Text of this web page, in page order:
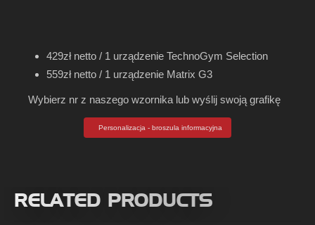
429zł netto / 1 urządzenie TechnoGym Selection
559zł netto / 1 urządzenie Matrix G3
Wybierz nr z naszego wzornika lub wyślij swoją grafikę
Personalizacja - broszula informacyjna
RELATED PRODUCTS